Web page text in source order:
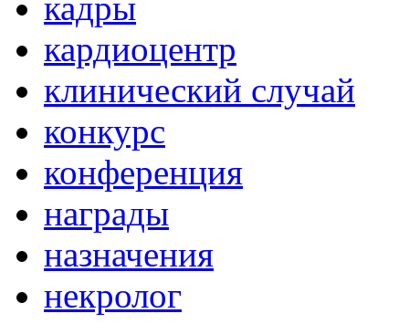
кардиоцентр
клинический случай
конкурс
конференция
награды
назначения
некролог